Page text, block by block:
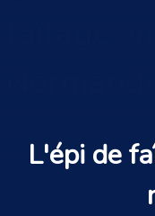
L'épi de